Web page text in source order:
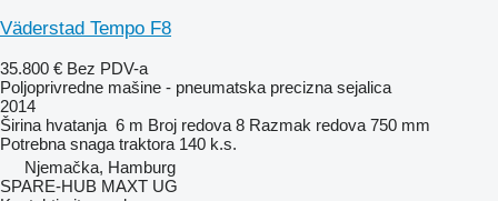
Väderstad Tempo F8
35.800 € Bez PDV-a
Poljoprivredne mašine - pneumatska precizna sejalica
2014
Širina hvatanja 6 m Broj redova 8 Razmak redova 750 mm
Potrebna snaga traktora 140 k.s.
Njemačka, Hamburg
SPARE-HUB MAXT UG